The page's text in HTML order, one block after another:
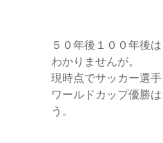
５０年後１００年後は
わかりませんが。
現時点でサッカー選
ワールドカップ優勝
う。